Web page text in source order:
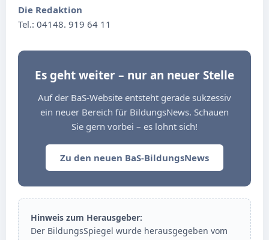
Die Redaktion
Tel.: 04148. 919 64 11
Es geht weiter – nur an neuer Stelle
Auf der BaS-Website entsteht gerade sukzessiv
ein neuer Bereich für BildungsNews. Schauen
Sie gern vorbei – es lohnt sich!
Zu den neuen BaS-BildungsNews
Hinweis zum Herausgeber:
Der BildungsSpiegel wurde herausgegeben vom